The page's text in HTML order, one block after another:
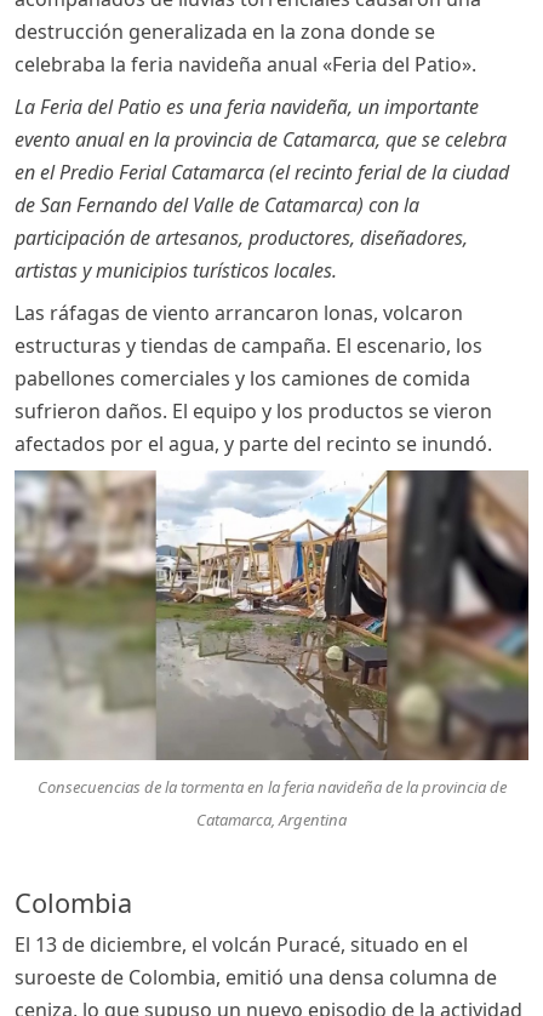
destrucción generalizada en la zona donde se
celebraba la feria navideña anual «Feria del Patio».
La Feria del Patio es una feria navideña, un importante
evento anual en la provincia de Catamarca, que se celebra
en el Predio Ferial Catamarca (el recinto ferial de la ciudad
de San Fernando del Valle de Catamarca) con la
participación de artesanos, productores, diseñadores,
artistas y municipios turísticos locales.
Las ráfagas de viento arrancaron lonas, volcaron
estructuras y tiendas de campaña. El escenario, los
pabellones comerciales y los camiones de comida
sufrieron daños. El equipo y los productos se vieron
afectados por el agua, y parte del recinto se inundó.
Consecuencias de la tormenta en la feria navideña de la provincia de
Catamarca, Argentina
Colombia
El 13 de diciembre, el volcán Puracé, situado en el
suroeste de Colombia, emitió una densa columna de
ceniza, lo que supuso un nuevo episodio de la actividad